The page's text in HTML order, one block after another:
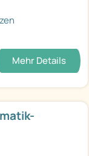
Mehr Details